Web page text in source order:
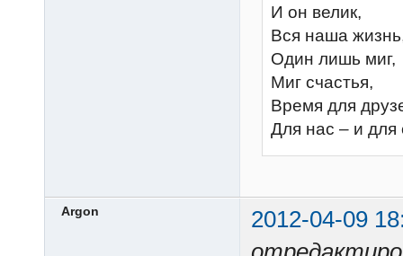
И он велик,
Вся наша
Один лишь миг,
Миг счастья,
Время для
Для нас – и для
Argon
2012-04-09